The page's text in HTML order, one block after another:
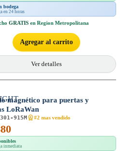
bodega
en 24 horas
GRATIS en Region Metropolitana
Agregar al carrito
Ver detalles
magnético para puertas y
LoRaWan
915M #2 mas vendido
inmediata